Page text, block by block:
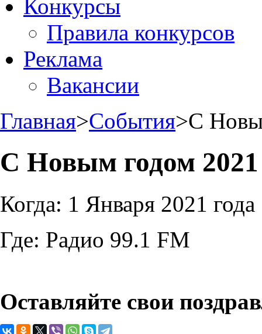
Конкурсы
Правила конкурсов
Реклама
Вакансии
Главная>События>С
С Новым годом 2021
Когда: 1 Января 2021 года
Где: Радио 99.1 FM
Оставляйте свои